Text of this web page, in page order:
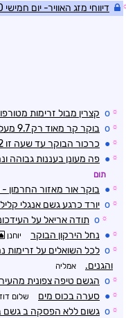
דיווחי מזג האוויר- יום חמישי 09/01/2020 2#
☼
o קצרין מבול זרימות
☼
o בוקר קר מאוד רק 9.7 מעלות, מטפטף בחוץ
☼
● כרכור הבוקר עד שעה זו 2ממ
☼
● פה מעונן בעננות גבוהה
תום
☼
● בוקר אור מאזור
☼
o יורד כרגע גשם אנגלי קליל ומעונן
☼
o תודה אריאל על
☼
● נחל הירקון הבוקר יוחנן
☼
o לכל השואלים על זרימות
והגנים.
אמליה
☼
o הגשם טיפה צפונית
☼
● סערה בכוס מים שלום
☼
o גשום ללא הפסקה ב גשם